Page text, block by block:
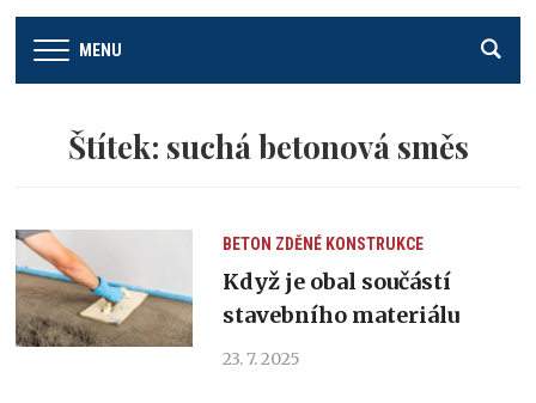
MENU
Štítek: suchá betonová směs
BETON ZDĚNÉ KONSTRUKCE
Když je obal součástí
stavebního materiálu
23. 7. 2025